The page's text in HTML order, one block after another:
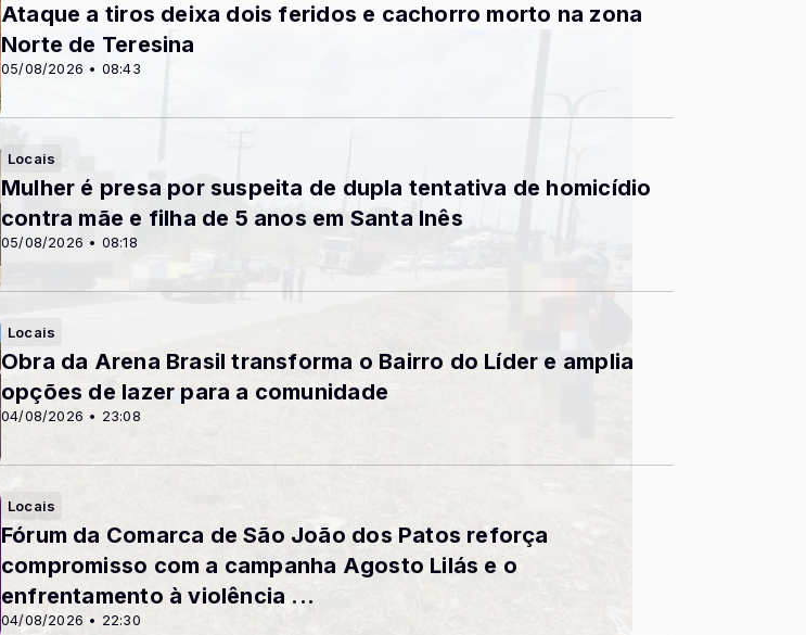
05/08/2026 • 08:43
Ataque a tiros deixa dois feridos e cachorro morto na zona
Norte de Teresina
Locais
05/08/2026 • 08:18
Mulher é presa por suspeita de dupla tentativa de homicídio
contra mãe e filha de 5 anos em Santa Inês
Locais
04/08/2026 • 23:08
Obra da Arena Brasil transforma o Bairro do Líder e amplia
opções de lazer para a comunidade
Locais
04/08/2026 • 22:30
Fórum da Comarca de São João dos Patos reforça
compromisso com a campanha Agosto Lilás e o
enfrentamento à violência ...